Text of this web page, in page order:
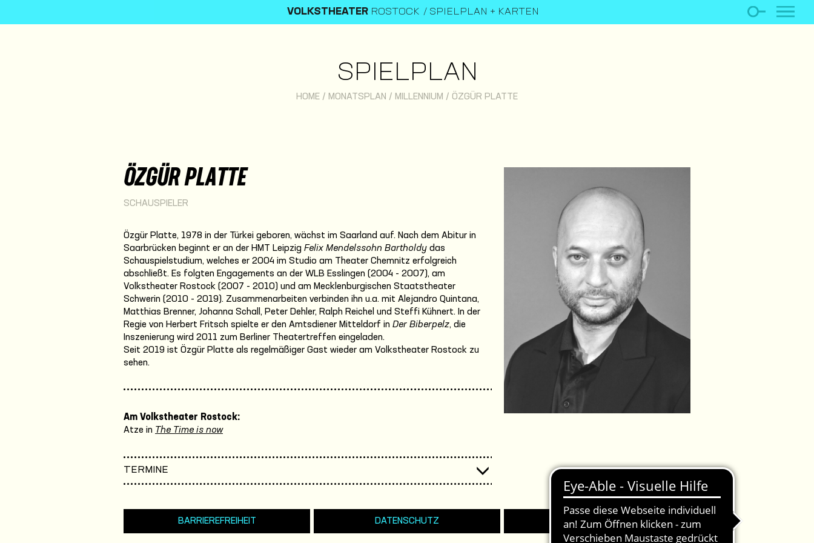
VOLKSTHEATER ROSTOCK SPIELPLAN + KARTEN
SPIELPLAN
HOME / MONATSPLAN / MILLENNIUM / ÖZGÜR PLATTE
ÖZGÜR PLATTE
SCHAUSPIELER
Özgür Platte, 1978 in der Türkei geboren, wächst im Saarland auf. Nach dem Abitur in
Saarbrücken beginnt er an der HMT Leipzig Felix Mendelssohn Bartholdy das
Schauspielstudium, welches er 2004 im Studio am Theater Chemnitz erfolgreich
abschließt. Es folgten Engagements an der WLB Esslingen (2004 - 2007), am
Volkstheater Rostock (2007 - 2010) und am Mecklenburgischen Staatstheater
Schwerin (2010 - 2019). Zusammenarbeiten verbinden ihn u.a. mit Alejandro Quintana,
Matthias Brenner, Johanna Schall, Peter Dehler, Ralph Reichel und Steffi Kühnert. In der
Regie von Herbert Fritsch spielte er den Amtsdiener Mitteldorf in Der Biberpelz, die
Inszenierung wird 2011 zum Berliner Theatertreffen eingeladen.
Seit 2019 ist Özgür Platte als regelmäßiger Gast wieder am Volkstheater Rostock zu
sehen.
Am Volkstheater Rostock:
Atze in The Time is now
TERMINE
BARRIEREFREIHEIT DATENSCHUTZ IMPRESSUM